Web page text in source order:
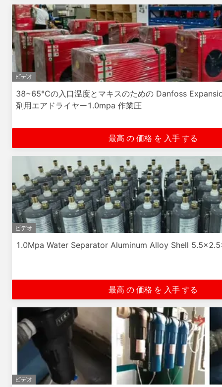
ビデオ
38~65°Cの入口温度とマキスのための Danfoss
剤用エアドライヤー1.0mpa 作業圧
最高 の 価格 を 入手 する
ビデオ
1.0Mpa Water Separator Aluminum Alloy Shell
最高 の 価格 を 入手 する
ビデオ